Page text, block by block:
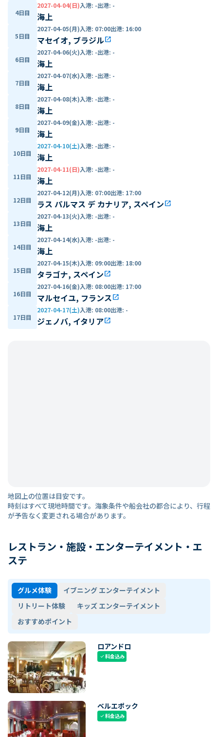
4日目
2027-04-04(日)入港: -出港: -
海上
5日目
2027-04-05(月)入港: 07:00出港: 16:00
マセイオ, ブラジルopen_in_new
6日目
2027-04-06(火)入港: -出港: -
海上
7日目
2027-04-07(水)入港: -出港: -
海上
8日目
2027-04-08(木)入港: -出港: -
海上
9日目
2027-04-09(金)入港: -出港: -
海上
10日目
2027-04-10(土)入港: -出港: -
海上
11日目
2027-04-11(日)入港: -出港: -
海上
12日目
2027-04-12(月)入港: 07:00出港: 17:00
ラス パルマス デ カナリア, スペインopen_in_new
13日目
2027-04-13(火)入港: -出港: -
海上
14日目
2027-04-14(水)入港: -出港: -
海上
15日目
2027-04-15(木)入港: 09:00出港: 18:00
タラゴナ, スペインopen_in_new
16日目
2027-04-16(金)入港: 08:00出港: 17:00
マルセイユ, フランスopen_in_new
17日目
2027-04-17(土)入港: 08:00出港: -
ジェノバ, イタリアopen_in_new
地図上の位置は目安です。
時刻はすべて現地時間です。海象条件や船会社の都合により、行程
が予告なく変更される場合があります。
レストラン・施設・エンターテイメント・エ
ステ
グルメ体験
イブニング エンターテイメント
リトリート体験
キッズ エンターテイメント
おすすめポイント
ロアンドロ
check料金込み
ベルエポック
check料金込み